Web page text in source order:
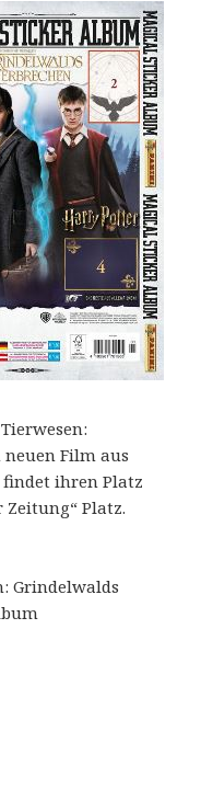
neuen Film aus
ihren Platz
Platz.
Grindelwalds